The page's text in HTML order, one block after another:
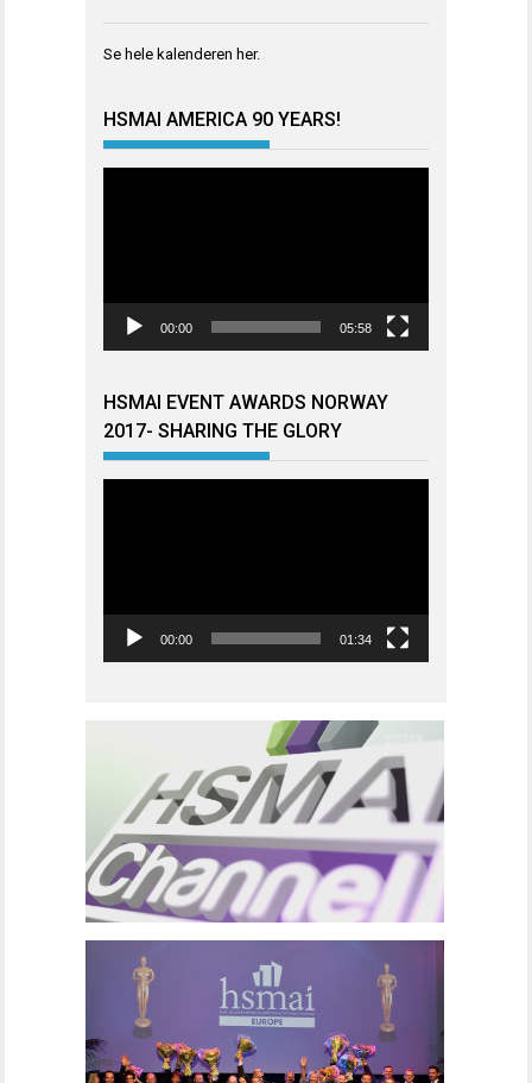
Se hele kalenderen her.
HSMAI AMERICA 90 YEARS!
00:00 05:58
HSMAI EVENT AWARDS NORWAY
2017- SHARING THE GLORY
00:00 01:34